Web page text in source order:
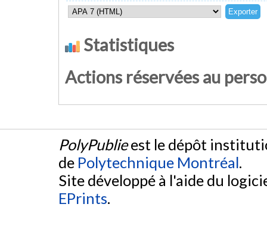
Statistiques
Actions réservées au
PolyPublieest le dépôt
de Polytechnique Montréal.
Site développé à l'aide du
EPrints.